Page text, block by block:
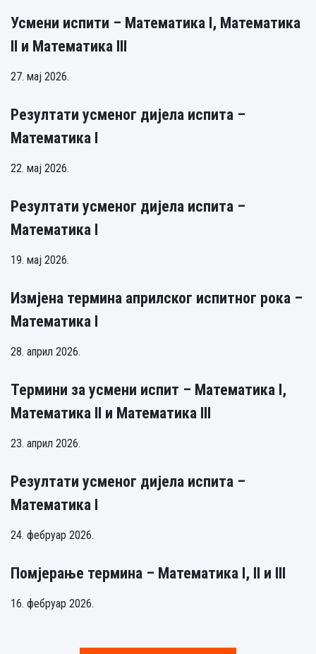
Усмени испити – Математика I, Математика
II и Математика III
27. мај 2026.
Резултати усменог дијела испита –
Математика I
22. мај 2026.
Резултати усменог дијела испита –
Математика I
19. мај 2026.
Измјена термина априлског испитног рока –
Математика I
28. април 2026.
Термини за усмени испит – Математика I,
Математика II и Математика III
23. април 2026.
Резултати усменог дијела испита –
Математика I
24. фебруар 2026.
Помјерање термина – Математика I, II и III
16. фебруар 2026.